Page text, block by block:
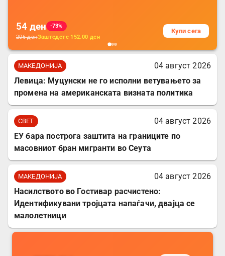
54 ден
-73%
206денЗаштедете 152.00 ден
Купи сега
МАКЕДОНИЈА
04 август 2026
Левица: Муцунски не го исполни ветувањето за
промена на американската визната политика
СВЕТ
04 август 2026
ЕУ бара построга заштита на границите по
масовниот бран мигранти во Сеута
МАКЕДОНИЈА
04 август 2026
Насилството во Гостивар расчистено:
Идентификувани тројцата напаѓачи, двајца се
малолетници